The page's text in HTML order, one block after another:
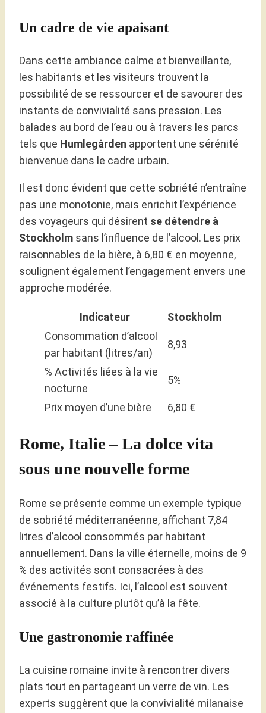
Un cadre de vie apaisant
Dans cette ambiance calme et bienveillante,
les habitants et les visiteurs trouvent la
possibilité de se ressourcer et de savourer des
instants de convivialité sans pression. Les
balades au bord de l’eau ou à travers les parcs
tels que Humlegården apportent une sérénité
bienvenue dans le cadre urbain.
Il est donc évident que cette sobriété n’entraîne
pas une monotonie, mais enrichit l’expérience
des voyageurs qui désirent se détendre à
Stockholm sans l’influence de l’alcool. Les prix
raisonnables de la bière, à 6,80 € en moyenne,
soulignent également l’engagement envers une
approche modérée.
Indicateur
Stockholm
Consommation d’alcool
par habitant (litres/an)
8,93
% Activités liées à la vie
nocturne
5%
Prix moyen d’une bière 6,80 €
Rome, Italie – La dolce vita
sous une nouvelle forme
Rome se présente comme un exemple typique
de sobriété méditerranéenne, affichant 7,84
litres d’alcool consommés par habitant
annuellement. Dans la ville éternelle, moins de 9
% des activités sont consacrées à des
événements festifs. Ici, l’alcool est souvent
associé à la culture plutôt qu’à la fête.
Une gastronomie raffinée
La cuisine romaine invite à rencontrer divers
plats tout en partageant un verre de vin. Les
experts suggèrent que la convivialité milanaise